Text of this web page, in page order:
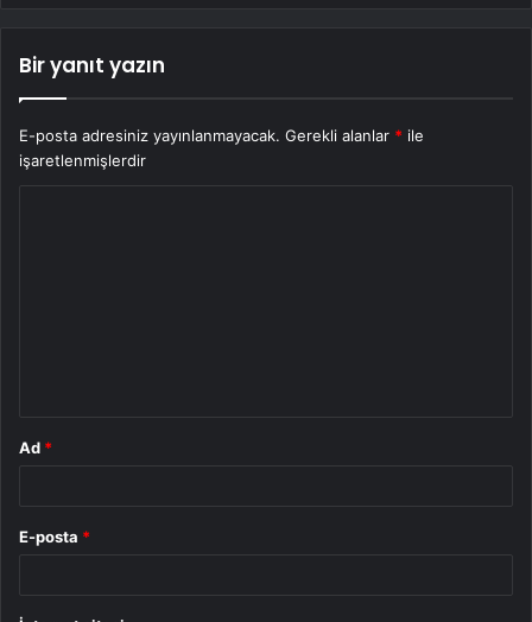
Bir yanıt yazın
E-posta adresiniz yayınlanmayacak. Gerekli alanlar * ile
işaretlenmişlerdir
Ad *
E-posta *